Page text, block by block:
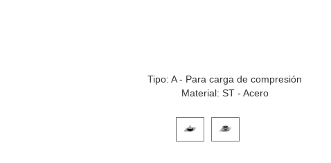
Tipo: A - Para carga de compresión
Material: ST - Acero
Haga clic en una imagen de variante